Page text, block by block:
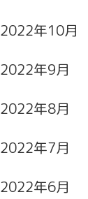
2022年10月
2022年9月
2022年8月
2022年7月
2022年6月